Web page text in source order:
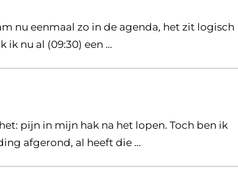
nu eenmaal zo in de agenda, het zit logisch
ik nu al (09:30) een …
pijn in mijn hak na het lopen. Toch ben ik
afgerond, al heeft die …